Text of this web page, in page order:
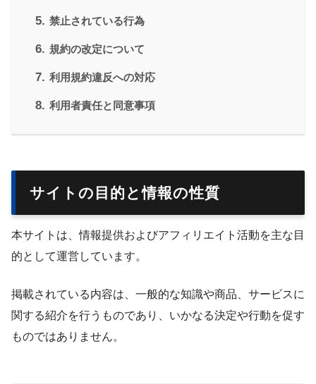
5. 禁止されている行為
6. 規約の改定について
7. 利用規約違反への対応
8. 利用者責任と同意事項
サイトの目的と情報の性質
本サイトは、情報提供およびアフィリエイト活動を主な目
的として運営しています。
掲載されている内容は、一般的な知識や商品、サービスに
関する紹介を行うものであり、いかなる決定や行動を促す
ものではありません。